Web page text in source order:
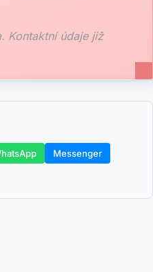
Kontaktní údaje již
Messenger